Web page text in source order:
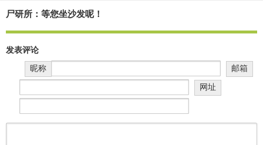
尸研所：等您坐沙发呢！
发表评论
昵称
邮箱
网址